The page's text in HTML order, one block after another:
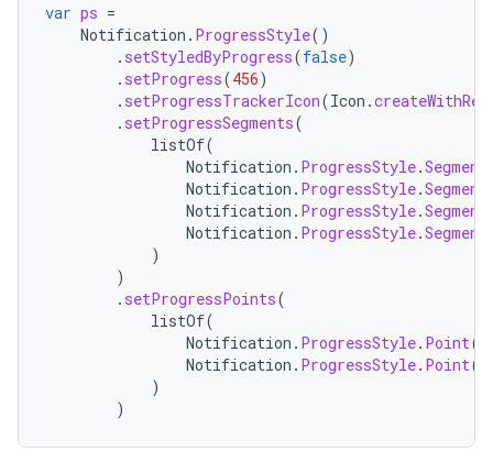
var ps =
Notification . ProgressStyle()
. setStyledByProgress(false)
. setProgress(456)
. setProgressTrackerIcon(Icon .
. setProgressSegments(
listOf(
Notification . ProgressStyle.Segment
Notification . ProgressStyle.Segment
Notification . ProgressStyle.Segment
Notification . ProgressStyle.Segment
)
)
. setProgressPoints(
listOf(
Notification . ProgressStyle. Point(
Notification . ProgressStyle. Point(
)
)